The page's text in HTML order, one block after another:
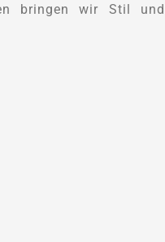
bringen wir Stil und